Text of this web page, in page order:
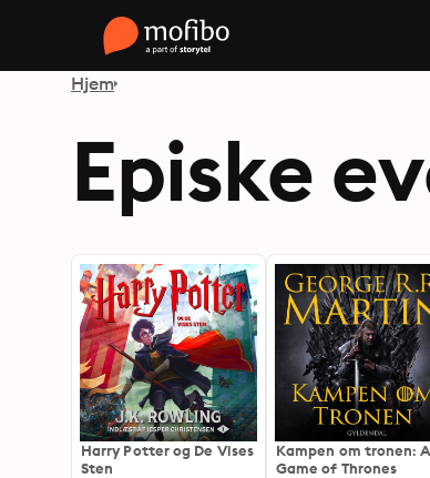
Hjem
Episke
Harry Potter og De Vises
Sten
Kampen om tronen: A
Game of Thrones